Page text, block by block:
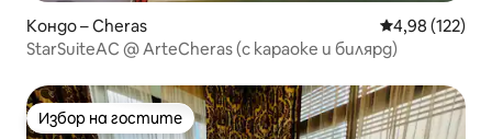
Кондо – Cheras Средна
4,98 (122)
StarSuiteAC @ ArteCheras (с караоке и билярд)
Избор на гостите
Избор на гостите